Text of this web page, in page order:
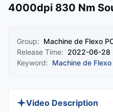
4000dpi 830 Nm
Group: Machine de Flexo
Release Time: 2022-06-28
Keyword: Machine de Flexo
Video Description